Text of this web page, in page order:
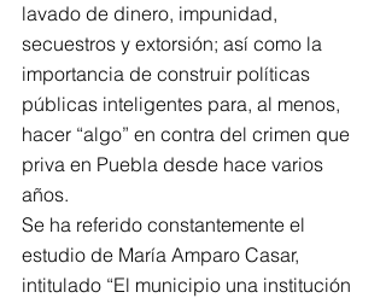
lavado de dinero, impunidad,
secuestros y extorsión; así como la
importancia de construir políticas
públicas inteligentes para, al menos,
hacer “algo” en contra del crimen que
priva en Puebla desde hace varios
años.
Se ha referido constantemente el
estudio de María Amparo Casar,
intitulado “El municipio una institución